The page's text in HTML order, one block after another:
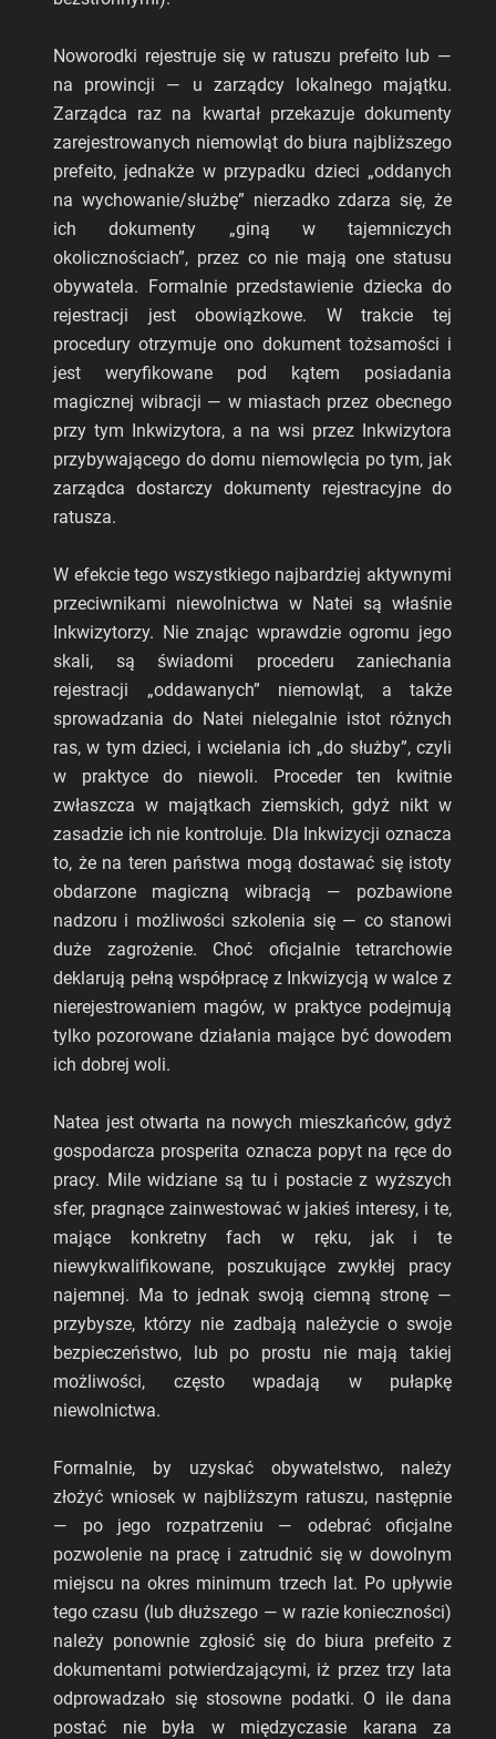
Noworodki rejestruje się w ratuszu prefeito lub —
na prowincji — u zarządcy lokalnego majątku.
Zarządca raz na kwartał przekazuje dokumenty
zarejestrowanych niemowląt do biura najbliższego
prefeito, jednakże w przypadku dzieci „oddanych
na wychowanie/służbę” nierzadko zdarza się, że
ich dokumenty „giną w tajemniczych
okolicznościach”, przez co nie mają one statusu
obywatela. Formalnie przedstawienie dziecka do
rejestracji jest obowiązkowe. W trakcie tej
procedury otrzymuje ono dokument tożsamości i
jest weryfikowane pod kątem posiadania
magicznej wibracji — w miastach przez obecnego
przy tym Inkwizytora, a na wsi przez Inkwizytora
przybywającego do domu niemowlęcia po tym, jak
zarządca dostarczy dokumenty rejestracyjne do
ratusza.
W efekcie tego wszystkiego najbardziej aktywnymi
przeciwnikami niewolnictwa w Natei są właśnie
Inkwizytorzy. Nie znając wprawdzie ogromu jego
skali, są świadomi procederu zaniechania
rejestracji „oddawanych” niemowląt, a także
sprowadzania do Natei nielegalnie istot różnych
ras, w tym dzieci, i wcielania ich „do służby”, czyli
w praktyce do niewoli. Proceder ten kwitnie
zwłaszcza w majątkach ziemskich, gdyż nikt w
zasadzie ich nie kontroluje. Dla Inkwizycji oznacza
to, że na teren państwa mogą dostawać się istoty
obdarzone magiczną wibracją — pozbawione
nadzoru i możliwości szkolenia się — co stanowi
duże zagrożenie. Choć oficjalnie tetrarchowie
deklarują pełną współpracę z Inkwizycją w walce z
nierejestrowaniem magów, w praktyce podejmują
tylko pozorowane działania mające być dowodem
ich dobrej woli.
Natea jest otwarta na nowych mieszkańców, gdyż
gospodarcza prosperita oznacza popyt na ręce do
pracy. Mile widziane są tu i postacie z wyższych
sfer, pragnące zainwestować w jakieś interesy, i te,
mające konkretny fach w ręku, jak i te
niewykwalifikowane, poszukujące zwykłej pracy
najemnej. Ma to jednak swoją ciemną stronę —
przybysze, którzy nie zadbają należycie o swoje
bezpieczeństwo, lub po prostu nie mają takiej
możliwości, często wpadają w pułapkę
niewolnictwa.
Formalnie, by uzyskać obywatelstwo, należy
złożyć wniosek w najbliższym ratuszu, następnie
— po jego rozpatrzeniu — odebrać oficjalne
pozwolenie na pracę i zatrudnić się w dowolnym
miejscu na okres minimum trzech lat. Po upływie
tego czasu (lub dłuższego — w razie konieczności)
należy ponownie zgłosić się do biura prefeito z
dokumentami potwierdzającymi, iż przez trzy lata
odprowadzało się stosowne podatki. O ile dana
postać nie była w międzyczasie karana za